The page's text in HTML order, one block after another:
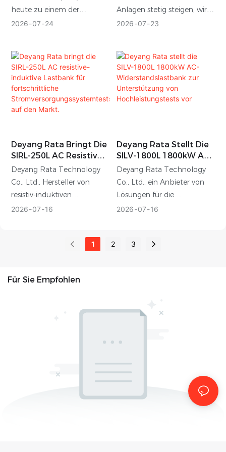
Betriebsbedingungen
sicherzustellen.
bilden aber die thermischen
Bedingungen
Infrastrukturen
möglicherweise nicht
präzise ab.
Werten Beitragen?
heute zu einem der
wichtigsten Indikatoren für
entwickelt. Betreiber stehen
zunehmend vor der
Herausforderung, den
Stromverbrauch zu senken
und gleichzeitig die
angesichts neuer Workloads,
der Skalierung von
Hyperscale-Infrastrukturen
und des Einsatzes
hochdichter Server
aufrechtzuerhalten.
2026 07 24
Anlagen stetig steigen, wird
die Prüfung von
Auswahl der optimalen
Kühltechnologie für
Lastbänke hängt direkt mit
deren Effizienz,
zusammen.
2026 07 23
Deyang Rata Bringt Die
SIRL-250L AC Resistive-
Induktive Lastbank Für
Fortschrittliche
Mtests Auf Den Markt.
Deyang Rata Technology
Co., Ltd., Hersteller von
resistiv-induktiven
Lastbänken und Entwickler
Markteinführung der 250-
bekannt gegeben. Damit
sein Portfolio an Prüfgeräten
benötigen. Die Einführung
2026 07 16
Deyang Rata Stellt Die
SILV-1800L 1800kW AC-
Widerstandslastbank
Zur Unterstützung Von
Deyang Rata Technology
Co., Ltd., ein Anbieter von
Lösungen für die
Leistungsprüfung und
die Einführung der SILV-
Testsystem wurde
an die Leistungsverifizierung
Energieinfrastrukturen
gerecht zu werden. Die
Markteinführung erfolgt vor
dem Hintergrund weltweit
2026 07 16
1 2 3
Für Sie Empfohlen